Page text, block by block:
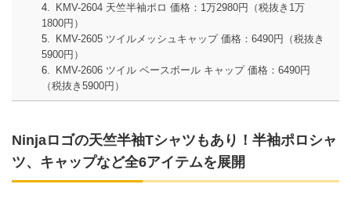
KMV-2604 天竺半袖ポロ 価格：1万2980円（税抜き1万
1800円）
KMV-2605 ツイルメッシュキャップ 価格：6490円（税抜き
5900円）
KMV-2606 ツイル ベースボール キャップ 価格：6490円
（税抜き5900円）
Ninjaロゴの天竺半袖Tシャツもあり！半袖ポロシャ
ツ、キャップなど全6アイテムを展開